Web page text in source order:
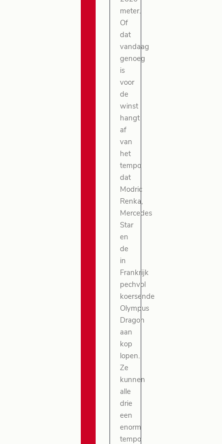
meter.
Of
dat
vandaag
genoeg
is
voor
de
winst
hangt
af
van
het
tempo
dat
Modric
Renka,
Mercedes
Star
en
de
in
Frankrijk
pechvol
koersende
Olympus
Dragon
aan
kop
lopen.
Ze
kunnen
alle
drie
een
enorm
tempo